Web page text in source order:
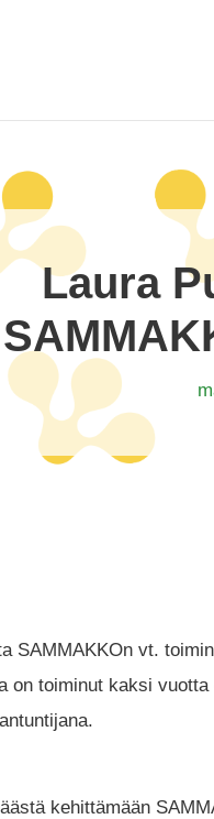
Laura
SAMMAKKOn vt.
on toiminut kaksi
kehittämään